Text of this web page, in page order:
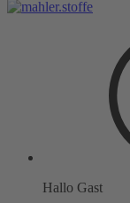
Hallo Gast